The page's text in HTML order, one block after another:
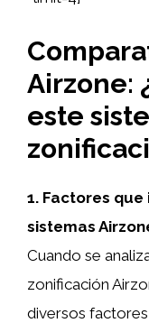
Airzone:
este
1. Factores
sistemas
Cuando se
zonificación
diversos